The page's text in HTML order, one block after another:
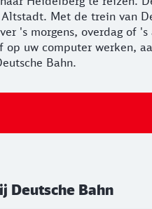
Met de trein van
's morgens, overdag of
uw computer werken,
Bahn.
Deutsche Bahn